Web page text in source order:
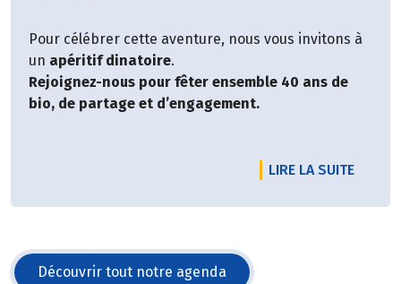
Pour célébrer cette aventure, nous vous invitons à
un apéritif dinatoire.
Rejoignez-nous pour fêter ensemble 40 ans de
bio, de partage et d’engagement.
LIRE LA SUITEDE
Découvrir tout notre agenda